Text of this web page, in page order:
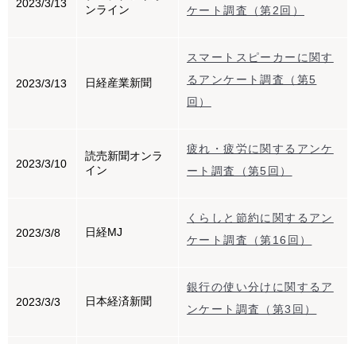
2023/3/13
ンライン
ケート調査（第2回）
2023/3/13 日経産業新聞
スマートスピーカーに関す
るアンケート調査（第5
回）
2023/3/10
読売新聞オンラ
イン
疲れ・疲労に関するアンケ
ート調査（第5回）
2023/3/8 日経MJ
くらしと節約に関するアン
ケート調査（第16回）
2023/3/3 日本経済新聞
銀行の使い分けに関するア
ンケート調査（第3回）